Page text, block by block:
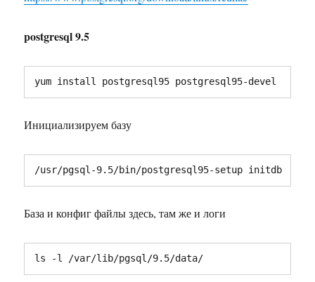
postgresql 9.5
yum install postgresql95 postgresql95-devel
Инициализируем базу
/usr/pgsql-9.5/bin/postgresql95-setup initdb
База и конфиг файлы здесь, там же и логи
ls -l /var/lib/pgsql/9.5/data/